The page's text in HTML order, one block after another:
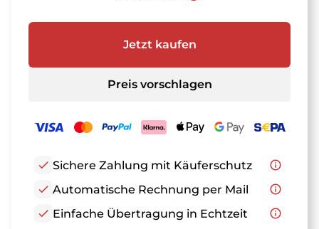
Jetzt kaufen
Preis vorschlagen
check Sichere Zahlung mit Käuferschutz
info_outline
check Automatische Rechnung per Mail
info_outline
check Einfache Übertragung in Echtzeit info_outline